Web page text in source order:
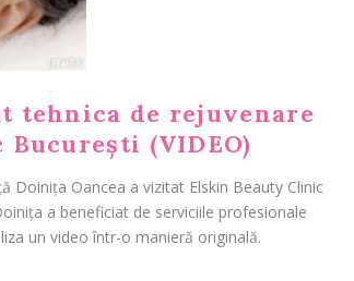
tehnica de rejuvenare
(VIDEO)
Doinița Oancea a vizitat Elskin Beauty Clinic
a beneficiat de serviciile profesionale
un video într-o manieră originală.